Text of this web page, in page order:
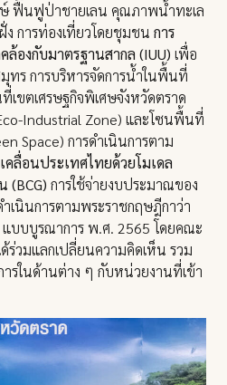
ษ์ ฟื้นฟูป่าชายเลน คุณภาพน้ำทะเล
ง การท่องเที่ยวโดยชุมชนการ
องกับมาตรฐานสากล (IUU) เพื่อ
ร การบริหารจัดการน้ำในพื้นที่
ขตเศรษฐกิจพิเศษจังหวัดตราด
Industrial Zone) และโซนพื้นที่
Space) การดำเนินการตาม
คลื่อนประเทศไทยด้วยโมเดล
(BCG) การใช้จ่ายงบประมาณของ
เนินการตามพระราชกฤษฎีกาว่า
บบบูรณาการ พ.ศ. 2565 โดยคณะ
ร่วมแลกเปลี่ยนความคิดเห็น รวม
ารในด้านต่าง ๆ กับหน่วยงานที่เข้า